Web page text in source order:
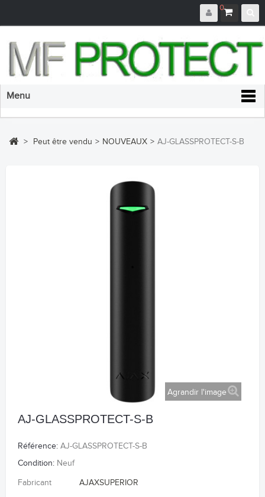
0
Menu
> Peut être vendu > NOUVEAUX > AJ-GLASSPROTECT-S-B
Agrandir l'image
AJ-GLASSPROTECT-S-B
Référence: AJ-GLASSPROTECT-S-B
Condition: Neuf
Fabricant AJAXSUPERIOR